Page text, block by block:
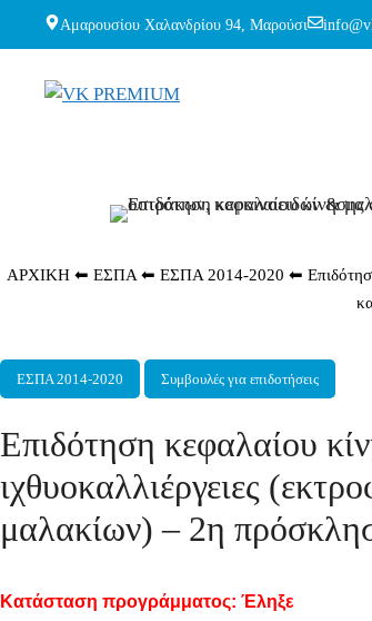
Μετάβαση
Αμαρουσίου Χαλανδρίου 94, Μαρούσι
Exact matches only
Search in title
Search in content
ΑΡΧΙΚΗ⬅ ΕΣΠΑ⬅ ΕΣΠΑ 2014-2020 ⬅
Επιδότηση κεφαλαίου
ιχθυοκαλλιέργειες
μαλακίων) – 2η
Κατηγορίες
ΕΣΠΑ 2014-2020 Συμβουλές για επιδοτήσεις
Κατάσταση προγράμματος: Έληξε